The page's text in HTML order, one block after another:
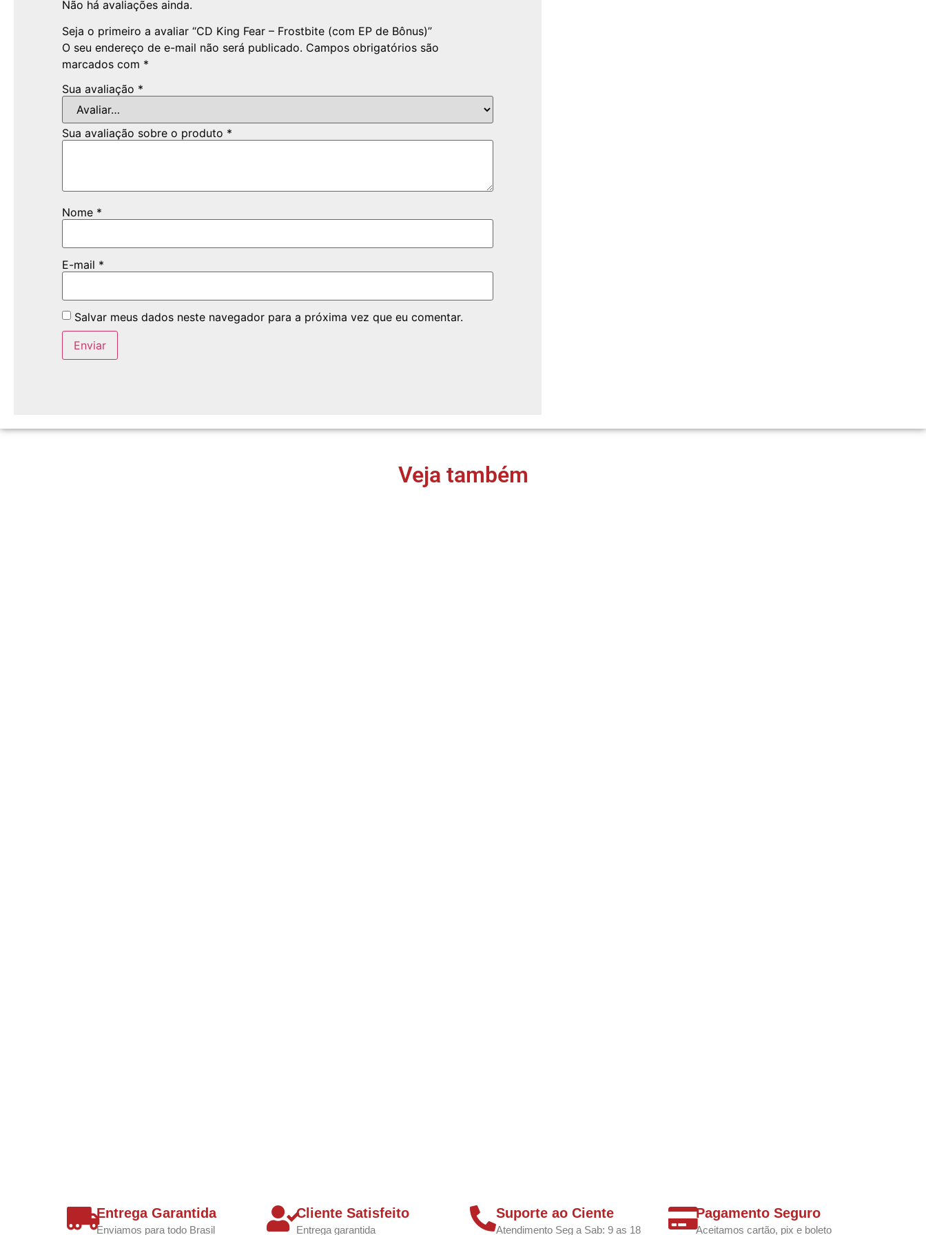
Não há avaliações ainda.
Seja o primeiro a avaliar “CD King Fear – Frostbite (com EP de Bônus)”
O seu endereço de e-mail não será publicado. Campos obrigatórios são
marcados com *
Sua avaliação *
Sua avaliação sobre o produto *
Nome *
E-mail *
Salvar meus dados neste navegador para a próxima vez que eu comentar.
Veja também
Entrega Garantida
Enviamos para todo Brasil
Cliente Satisfeito
Entrega garantida
Suporte ao Ciente
Atendimento Seg a Sab: 9 as 18
Pagamento Seguro
Aceitamos cartão, pix e boleto